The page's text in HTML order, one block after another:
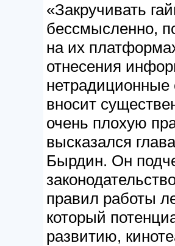
«Закручивать
бессмысленно,
на их
отнесения
вносит
очень плохую
высказался
Бырдин. Он
правил работы
который
развитию,